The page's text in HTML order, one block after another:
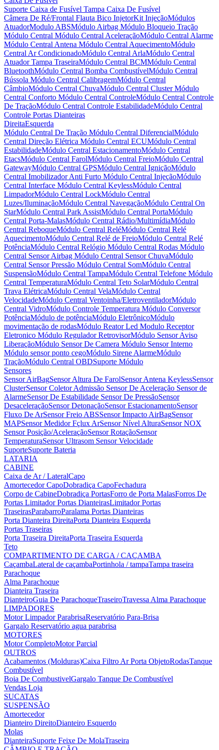
Suporte Caixa de Fusível Tampa Caixa De Fusível
Câmera De Ré/Frontal Flauta Bico InjetorKit InjeçãoMódulos
AtuadorModulo ABSMódulo Airbag Módulo Bloqueio Tração
Módulo Central Módulo Central AceleraçãoMódulo Central Alarme
Módulo Central Antena Módulo Central AquecimentoMódulo
Central Ar CondicionadoMódulo Central ArlaMódulo Central
Atuador Tampa TraseiraMódulo Central BCMMódulo Central
BluetoothMódulo Central Bomba CombustívelMódulo Central
Bússola Módulo Central CalibragemMódulo Central
CâmbioMódulo Central ChuvaMódulo Central ClusterMódulo
Central Conforto Módulo Central ControleMódulo Central Controle
De TraçãoMódulo Central Controle EstabilidadeMódulo Central
Controle Portas Dianteiras
DireitaEsquerda
Módulo Central De Tração Módulo Central DiferencialMódulo
Central Direção Elétrica Módulo Central ECUMódulo Central
EstabilidadeMódulo Central EstacionamentoMódulo Central
EtacsMódulo Central FarolMódulo Central FreioMódulo Central
GatewayMódulo Central GPSMódulo Central IgniçãoMódulo
Central Imobilizador Anti Furto Módulo Central InjeçãoMódulo
Central Interface Módulo Central KeylessMódulo Central
LimpadorMódulo Central LockMódulo Central
Luzes/IluminaçãoMódulo Central NavegaçãoMódulo Central On
StarMódulo Central Park AssistMódulo Central PortaMódulo
Central Porta-MalasMódulo Central Rádio/MultimídiaMódulo
Central ReboqueMódulo Central ReléMódulo Central Relé
AquecimentoMódulo Central Relé de FreioMódulo Central Relé
PotênciaMódulo Central Relógio Módulo Central Rodas Módulo
Central Sensor Airbag Módulo Central Sensor ChuvaMódulo
Central Sensor Pressão Módulo Central SomMódulo Central
SuspensãoMódulo Central TampaMódulo Central Telefone Módulo
Central TemperaturaMódulo Central Teto SolarMódulo Central
Trava ElétricaMódulo Central VelaMódulo Central
VelocidadeMódulo Central Ventoinha/EletroventiladorMódulo
Central VidroMódulo Controle Temperatura Módulo Conversor
PotênciaMódulo de potênciaMódulo EletrônicoMódulo
movimentação de rodasMódulo Reator Led Modulo Receptor
Eletronico Módulo Regulador RetrovisorMódulo Sensor Aviso
LiberaçãoMódulo Sensor De Camera Módulo Sensor Interno
Módulo sensor ponto cegoMódulo Sirene AlarmeMódulo
TraçãoMódulo Central OBDSuporte Módulo
Sensores
Sensor AirBagSensor Altura De FarolSensor Antena KeylessSensor
ClusterSensor Coletor Admissão Sensor De Aceleração Sensor de
AlarmeSensor De Estabilidade Sensor De PressãoSensor
DesaceleraçãoSensor DetonaçãoSensor EstacionamentoSensor
Fluxo De ArSensor Freio ABSSensor Impacto AirBagSensor
MAPSensor Medidor Fçlux ArSensor Nível AlturaSensor NOX
Sensor Posição/AceleraçãoSensor RotaçãoSensor
TemperaturaSensor Ultrasom Sensor Velocidade
SuporteSuporte Bateria
LATARIA
CABINE
Caixa de Ar / LateralCapo
Amortecedor CapoDobradiça CapoFechadura
Corpo de CabineDobradiça PortasForro de Porta MalasForros De
Portas Limitador Portas DianteirasLimitador Portas
TraseirasParabarroParalama Portas Dianteiras
Porta Dianteira DireitaPorta Dianteira Esquerda
Portas Traseiras
Porta Traseira DireitaPorta Traseira Esquerda
Teto
COMPARTIMENTO DE CARGA / CAÇAMBA
CaçambaLateral de caçambaPortinhola / tampaTampa traseira
Parachoque
Alma Parachoque
Dianteira Traseira
DianteiroGuia De ParachoqueTraseiroTravessa Alma Parachoque
LIMPADORES
Motor Limpador ParabrisaReservatório Para-Brisa
Gargalo Reservatório agua parabrisa
MOTORES
Motor CompletoMotor Parcial
OUTROS
Acabamentos (Molduras)Caixa Filtro ArPorta ObjetoRodasTanque
Combustível
Boia De CombustivelGargalo Tanque De Combustível
Vendas Loja
SUCATAS
SUSPENSÃO
Amortecedor
Dianteiro DireitoDianteiro Esquerdo
Molas
DianteiraSuporte Feixe De MolaTraseira